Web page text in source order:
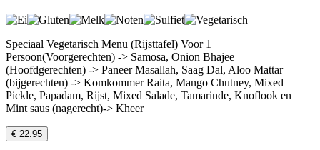
Speciaal Vegetarisch Menu (Rijsttafel) Voor 1
Persoon(Voorgerechten) -> Samosa, Onion Bhajee
(Hoofdgerechten) -> Paneer Masallah, Saag Dal, Aloo Mattar
(bijgerechten) -> Komkommer Raita, Mango Chutney, Mixed
Pickle, Papadam, Rijst, Mixed Salade, Tamarinde, Knoflook en
Mint saus (nagerecht)-> Kheer
€ 22.95